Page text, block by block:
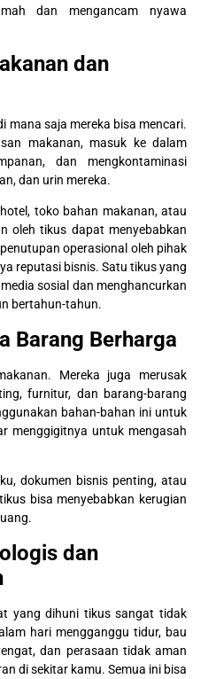
dan mengancam nyawa
dan
mana saja mereka bisa mencari.
makanan, masuk ke dalam
dan mengkontaminasi
dan urin mereka.
toko bahan makanan, atau
oleh tikus dapat menyebabkan
operasional oleh pihak
reputasi bisnis. Satu tikus yang
sosial dan menghancurkan
bertahun-tahun.
Barang Berharga
Mereka juga merusak
furnitur, dan barang-barang
bahan-bahan ini untuk
menggigitnya untuk mengasah
dokumen bisnis penting, atau
bisa menyebabkan kerugian
dan
yang dihuni tikus sangat tidak
hari mengganggu tidur, bau
dan perasaan tidak aman
di sekitar kamu. Semua ini bisa